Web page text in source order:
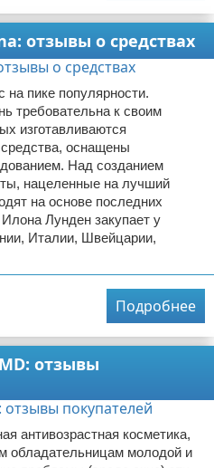
отзывы о средствах
на пике популярности.
требовательна к своим
изготавливаются
оснащены
Над созданием
нацеленные на лучший
на основе последних
Лунден закупает у
Италии, Швейцарии,
Подробнее
отзывы
антивозрастная косметика,
обладательницам молодой и